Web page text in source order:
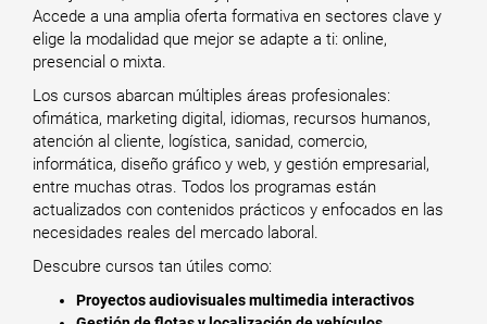
Accede a una amplia oferta formativa en sectores clave y
elige la modalidad que mejor se adapte a ti: online,
presencial o mixta.
Los cursos abarcan múltiples áreas profesionales:
ofimática, marketing digital, idiomas, recursos humanos,
atención al cliente, logística, sanidad, comercio,
informática, diseño gráfico y web, y gestión empresarial,
entre muchas otras. Todos los programas están
actualizados con contenidos prácticos y enfocados en las
necesidades reales del mercado laboral.
Descubre cursos tan útiles como:
Proyectos audiovisuales multimedia interactivos